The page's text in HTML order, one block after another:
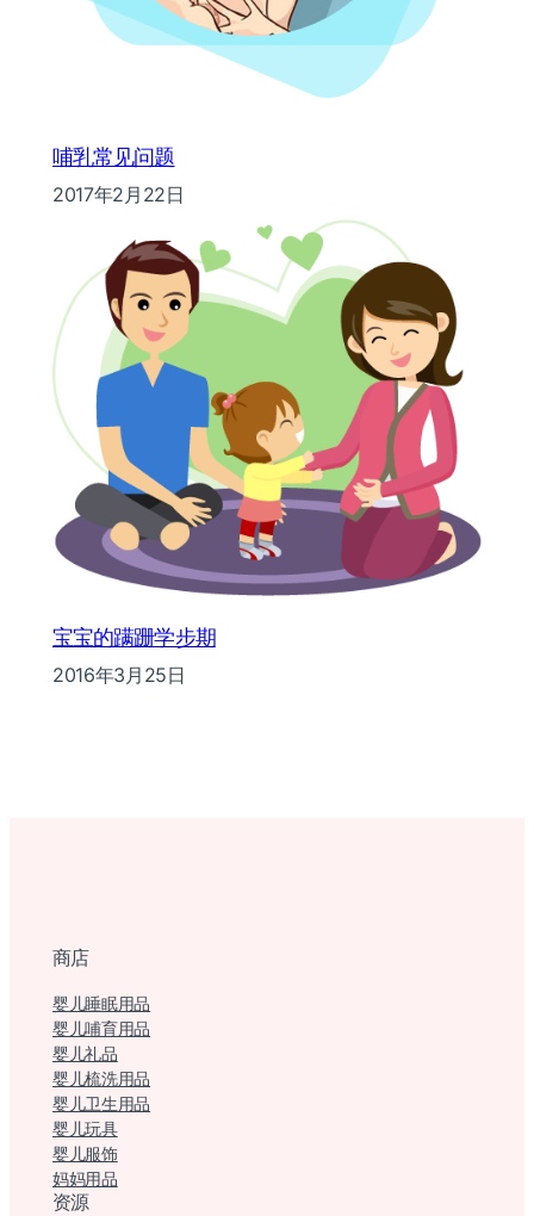
哺乳常见问题
2017年2月22日
宝宝的蹒跚学步期
2016年3月25日
商店
婴儿睡眠用品
婴儿哺育用品
婴儿礼品
婴儿梳洗用品
婴儿卫生用品
婴儿玩具
婴儿服饰
妈妈用品
资源